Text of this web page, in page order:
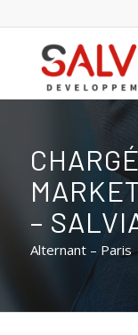
–
Alternant – Paris